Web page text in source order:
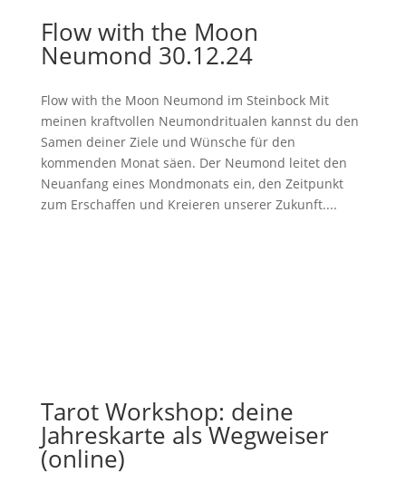
Flow with the Moon
Neumond 30.12.24
Flow with the Moon Neumond im Steinbock Mit
meinen kraftvollen Neumondritualen kannst du den
Samen deiner Ziele und Wünsche für den
kommenden Monat säen. Der Neumond leitet den
Neuanfang eines Mondmonats ein, den Zeitpunkt
zum Erschaffen und Kreieren unserer Zukunft....
Tarot Workshop: deine
Jahreskarte als Wegweiser
(online)